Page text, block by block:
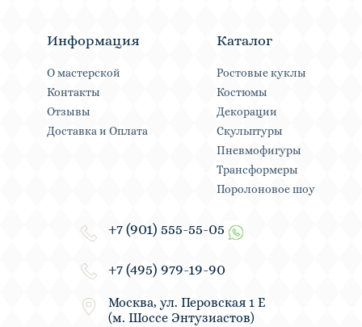
Информация
О мастерской
Контакты
Отзывы
Доставка и Оплата
Каталог
Ростовые куклы
Костюмы
Декорации
Скульптуры
Пневмофигуры
Трансформеры
Поролоновое шоу
+7 (901) 555-55-05
+7 (495) 979-19-90
Москва, ул. Перовская 1 Е
(м. Шоссе Энтузиастов)